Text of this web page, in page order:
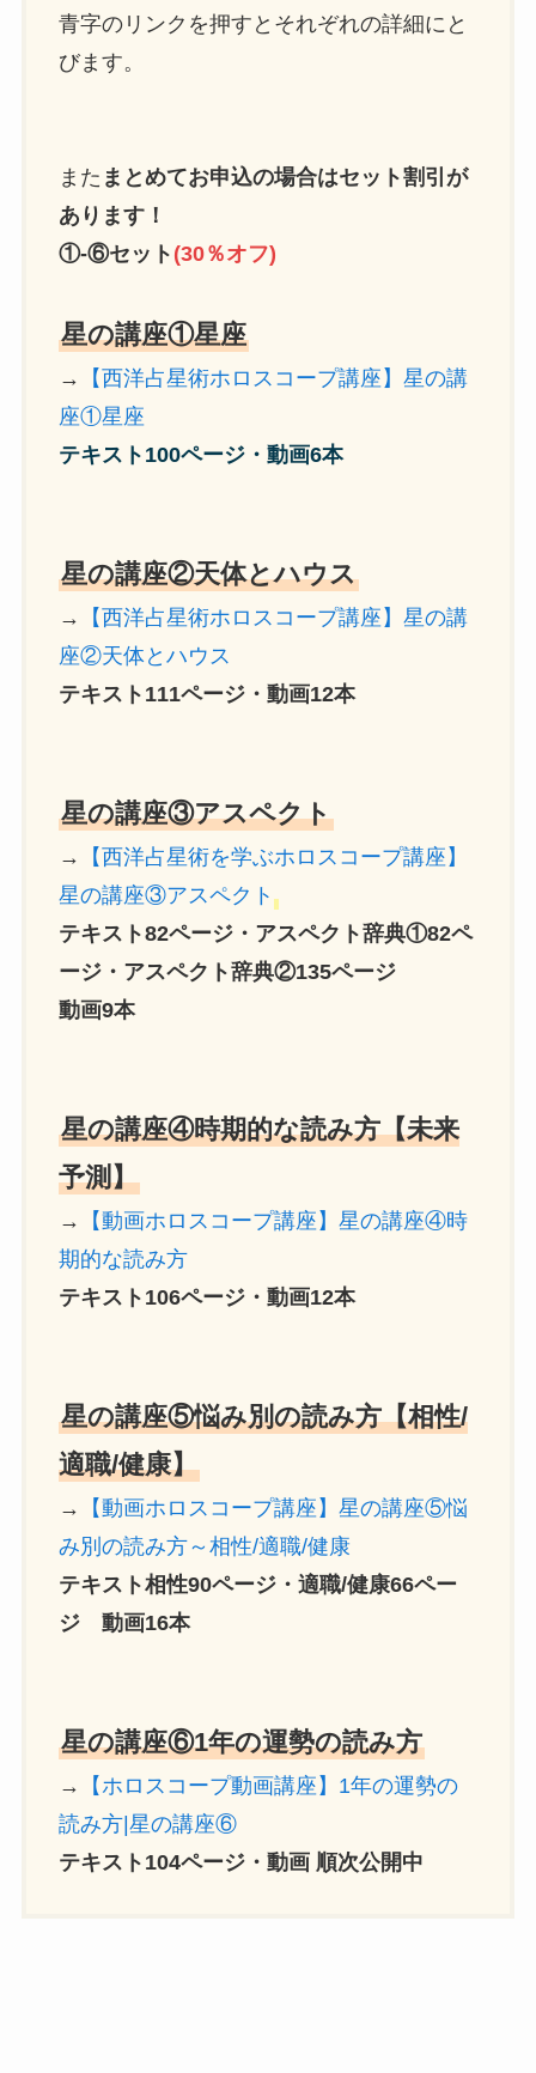
青字のリンクを押すとそれぞれの詳細にと
びます。
また まとめてお申込の場合はセット割引が
あります！
①-⑥セット (30％オフ)
星の講座①星座
→
【西洋占星術ホロスコープ講座】星の講
座①星座
テキスト100ページ・動画6本
星の講座②天体とハウス
→
【西洋占星術ホロスコープ講座】星の講
座②天体とハウス
テキスト111ページ・動画12本
星の講座③アスペクト
→
【西洋占星術を学ぶホロスコープ講座】
星の講座③アスペクト
テキスト82ページ・アスペクト辞典①82ペ
ージ・アスペクト辞典②135ページ
動画9本
星の講座④時期的な読み方【未来
予測】
→
【動画ホロスコープ講座】星の講座④時
期的な読み方
テキスト106ページ・動画12本
星の講座⑤悩み別の読み方【相性/
適職/健康】
→
【動画ホロスコープ講座】星の講座⑤悩
み別の読み方～相性/適職/健康
テキスト相性90ページ・適職/健康66ペー
ジ 動画16本
星の講座⑥1年の運勢の読み方
→
【ホロスコープ動画講座】1年の運勢の
読み方|星の講座⑥
テキスト104ページ・動画 順次公開中